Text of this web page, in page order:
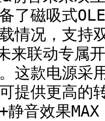
了磁吸式
情况，支持
来联动专属
这款电源采
提供更高的
静音效果